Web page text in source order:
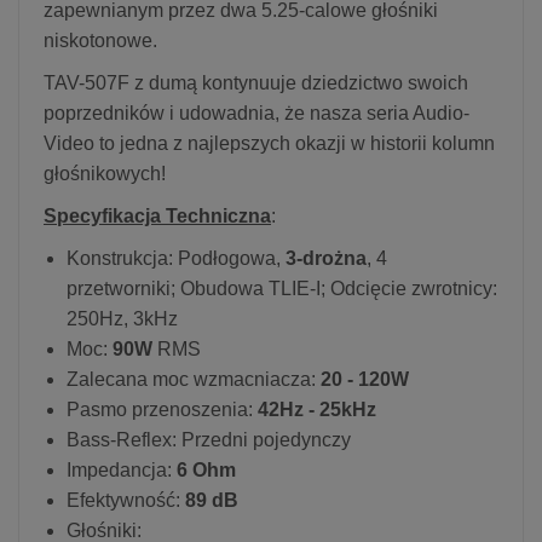
zapewnianym przez dwa 5.25-calowe głośniki
niskotonowe.
TAV-507F z dumą kontynuuje dziedzictwo swoich
poprzedników i udowadnia, że nasza seria Audio-
Video to jedna z najlepszych okazji w historii kolumn
głośnikowych!
Specyfikacja Techniczna:
Konstrukcja: Podłogowa, 3-drożna, 4
przetworniki; Obudowa TLIE-I; Odcięcie zwrotnicy:
250Hz, 3kHz
Moc: 90W RMS
Zalecana moc wzmacniacza: 20 - 120W
Pasmo przenoszenia: 42Hz - 25kHz
Bass-Reflex: Przedni pojedynczy
Impedancja: 6 Ohm
Efektywność: 89 dB
Głośniki: